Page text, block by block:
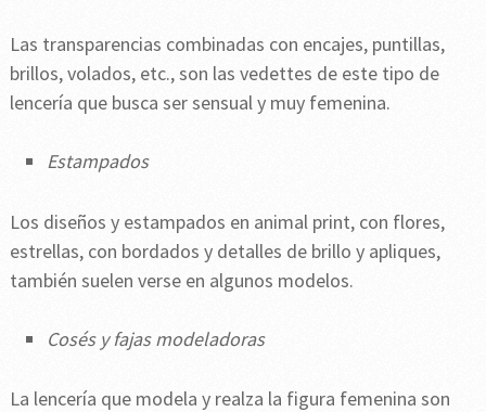
Las transparencias combinadas con encajes, puntillas,
brillos, volados, etc., son las vedettes de este tipo de
lencería que busca ser sensual y muy femenina.
Estampados
Los diseños y estampados en animal print, con flores,
estrellas, con bordados y detalles de brillo y apliques,
también suelen verse en algunos modelos.
Cosés y fajas modeladoras
La lencería que modela y realza la figura femenina son